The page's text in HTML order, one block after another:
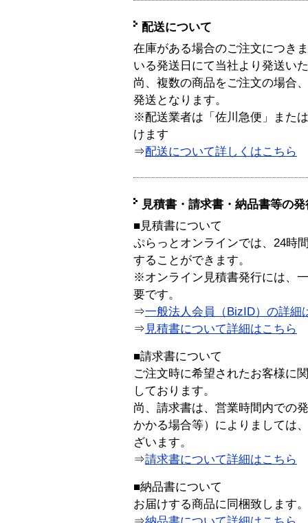
配送について
在庫がある場合のご注文につき
いる発送日にて当社より発送い
尚、複数の商品をご注文の場合
発送となります。
※配送業者は「佐川急便」また
けます
⇒配送について詳しくはこちら
見積書・請求書・納品書等の
■見積書について
ぷらっとオンラインでは、24時
することができます。
※オンライン見積書発行には、
要です。
⇒一般法人会員（BizID）の詳細
⇒ 見積書について詳細はこちら
■請求書について
ご注文時に希望されたお客様に
しております。
尚、請求書は、営業時間内での
かかる場合等）によりましては
ざいます。
⇒請求書について詳細はこちら
■納品書について
お届けする商品に同梱致します。